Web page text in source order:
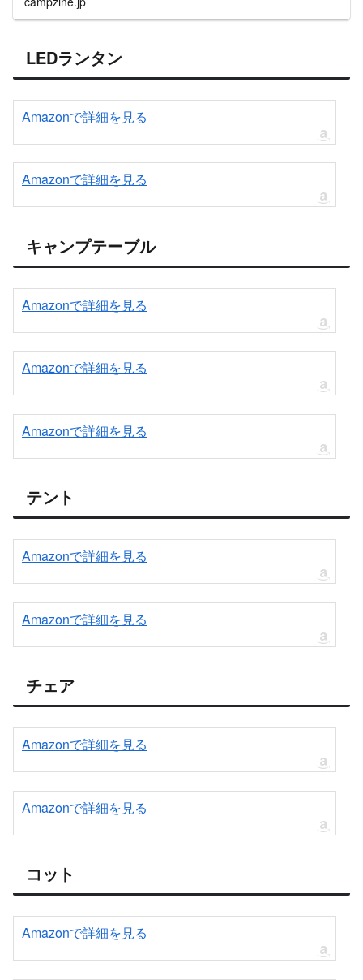
LEDランタン
Amazonで詳細を見る
Amazonで詳細を見る
キャンプテーブル
Amazonで詳細を見る
Amazonで詳細を見る
Amazonで詳細を見る
テント
Amazonで詳細を見る
Amazonで詳細を見る
チェア
Amazonで詳細を見る
Amazonで詳細を見る
コット
Amazonで詳細を見る